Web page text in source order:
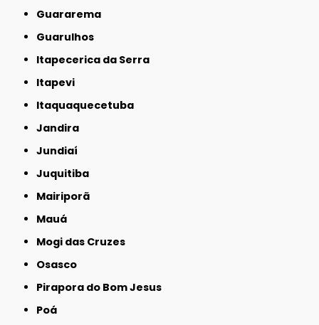
Guararema
Guarulhos
Itapecerica da Serra
Itapevi
Itaquaquecetuba
Jandira
Jundiaí
Juquitiba
Mairiporã
Mauá
Mogi das Cruzes
Osasco
Pirapora do Bom Jesus
Poá